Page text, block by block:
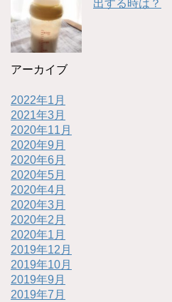
出する時は？
アーカイブ
2022年1月
2021年3月
2020年11月
2020年9月
2020年6月
2020年5月
2020年4月
2020年3月
2020年2月
2020年1月
2019年12月
2019年10月
2019年9月
2019年7月